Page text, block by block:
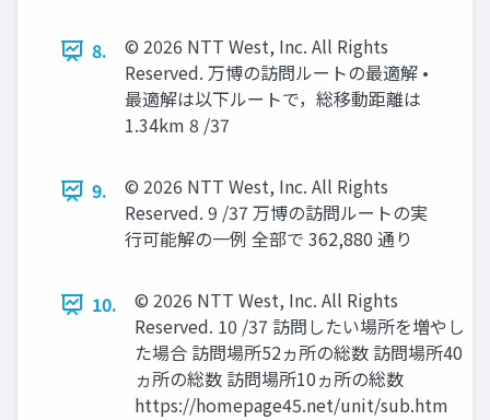
8.
© 2026 NTT West, Inc. All Rights
Reserved. 万博の訪問ルートの最適解 •
最適解は以下ルートで，総移動距離は
1.34km 8 /37
9.
© 2026 NTT West, Inc. All Rights
Reserved. 9 /37 万博の訪問ルートの実
行可能解の一例 全部で 362,880 通り
10.
© 2026 NTT West, Inc. All Rights
Reserved. 10 /37 訪問したい場所を増やし
た場合 訪問場所52ヵ所の総数 訪問場所40
ヵ所の総数 訪問場所10ヵ所の総数
https://homepage45.net/unit/sub.htm